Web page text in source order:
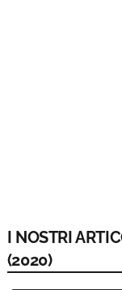
I NOSTRI
(2020)